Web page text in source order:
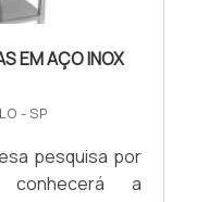
EM AÇO INOX
- SP
pesquisa por
conhecerá a